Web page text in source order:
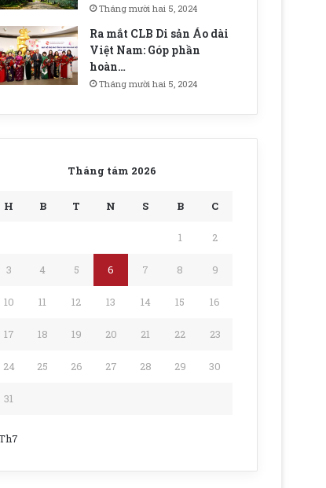
Tháng mười hai 5, 2024
Ra mắt CLB Di sản Áo dài
Việt Nam: Góp phần
hoàn…
Tháng mười hai 5, 2024
Tháng tám 2026
H B T N S B C
1 2
3 4 5 6 7 8 9
10 11 12 13 14 15 16
17 18 19 20 21 22 23
24 25 26 27 28 29 30
31